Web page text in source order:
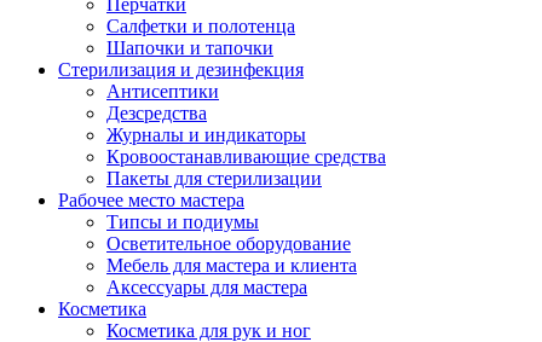
Перчатки
Салфетки и полотенца
Шапочки и тапочки
Стерилизация и дезинфекция
Антисептики
Дезсредства
Журналы и индикаторы
Кровоостанавливающие средства
Пакеты для стерилизации
Рабочее место мастера
Типсы и подиумы
Осветительное оборудование
Мебель для мастера и клиента
Аксессуары для мастера
Косметика
Косметика для рук и ног